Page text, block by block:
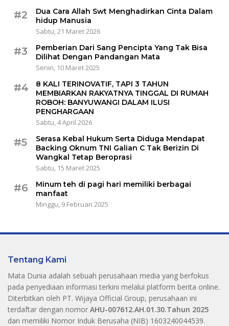
#2
Dua Cara Allah Swt Menghadirkan Cinta Dalam
hidup Manusia
Sabtu, 21 Maret 2026
#3
Pemberian Dari Sang Pencipta Yang Tak Bisa
Dilihat Dengan Pandangan Mata
Senin, 10 Maret 2025
#4
8 KALI TERINOVATIF, TAPI 3 TAHUN
MEMBIARKAN RAKYATNYA TINGGAL DI RUMAH
ROBOH: BANYUWANGI DALAM ILUSI
PENGHARGAAN
Sabtu, 4 April 2026
#5
Serasa Kebal Hukum Serta Diduga Mendapat
Backing Oknum TNI Galian C Tak Berizin Di
Wangkal Tetap Beroprasi
Sabtu, 15 Maret 2025
#6
Minum teh di pagi hari memiliki berbagai
manfaat
Minggu, 9 Februari 2025
Tentang Kami
Mata Dunia adalah sebuah perusahaan media yang berfokus
pada penyediaan informasi terkini melalui platform berita online.
Diterbitkan oleh PT. Wijaya Official Group, perusahaan ini
terdaftar dengan nomor AHU-007612.AH.01.30.Tahun 2025
dan memiliki Nomor Induk Berusaha (NIB) 1603240044539.